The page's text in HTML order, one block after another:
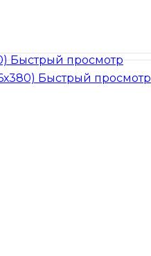
Быстрый просмотр
Быстрый просмотр